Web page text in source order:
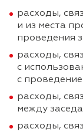
расходы,
и из места
проведения
расходы,
с
с
расходы,
между
расходы,